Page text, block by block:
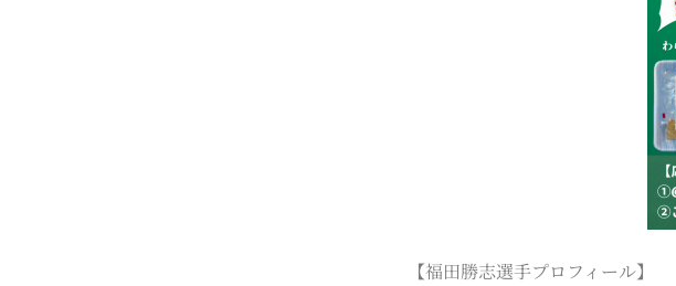
【福田勝志選手プロフィール】